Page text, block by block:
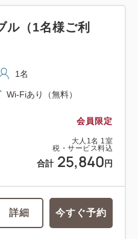
会員限定
大人 1名 1室
税・サービス料込
合計 25,840 円
ル（1名様ご利
1名
Wi-Fiあり（無料）
詳細 今すぐ予約